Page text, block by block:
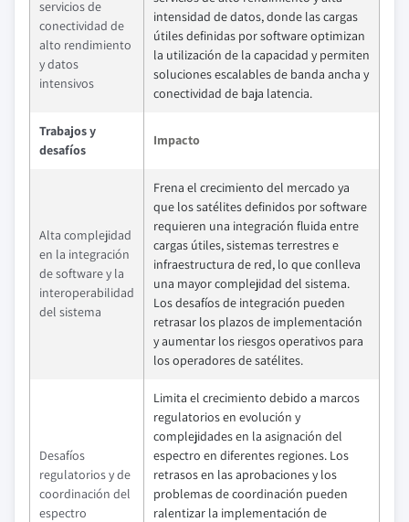
servicios de
conectividad de
alto rendimiento
y datos
intensivos
intensidad de datos, donde las cargas
útiles definidas por software optimizan
la utilización de la capacidad y permiten
soluciones escalables de banda ancha y
conectividad de baja latencia.
Trabajos y
desafíos
Impacto
Alta complejidad
en la integración
de software y la
interoperabilidad
del sistema
Frena el crecimiento del mercado ya
que los satélites definidos por software
requieren una integración fluida entre
cargas útiles, sistemas terrestres e
infraestructura de red, lo que conlleva
una mayor complejidad del sistema.
Los desafíos de integración pueden
retrasar los plazos de implementación
y aumentar los riesgos operativos para
los operadores de satélites.
Desafíos
regulatorios y de
coordinación del
espectro
Limita el crecimiento debido a marcos
regulatorios en evolución y
complejidades en la asignación del
espectro en diferentes regiones. Los
retrasos en las aprobaciones y los
problemas de coordinación pueden
ralentizar la implementación de